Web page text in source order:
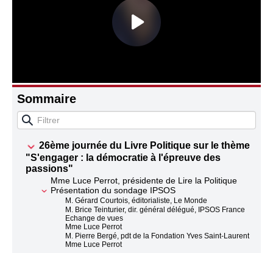
Sommaire
26ème journée du Livre Politique sur le thème
"S'engager : la démocratie à l'épreuve des
passions"
Mme Luce Perrot, présidente de Lire la Politique
Présentation du sondage IPSOS
M. Gérard Courtois, éditorialiste, Le Monde
M. Brice Teinturier, dir. général délégué, IPSOS France
Echange de vues
Mme Luce Perrot
M. Pierre Bergé, pdt de la Fondation Yves Saint-Laurent
Mme Luce Perrot